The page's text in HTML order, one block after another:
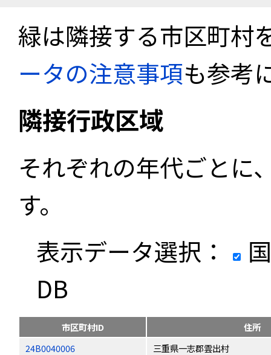
緑は隣接する市区町村
ータの注意事項も参考
隣接行政区域
それぞれの年代ごとに
す。
表示データ選択：
DB
市区町村ID
住所
24B0040006
三重県一志郡雲出村